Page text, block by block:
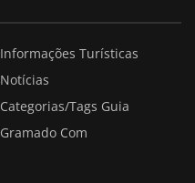
Informações Turísticas
Notícias
Categorias/Tags Guia
Gramado Com